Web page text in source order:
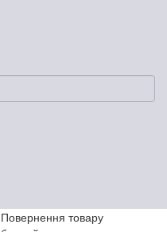
Повернення товару